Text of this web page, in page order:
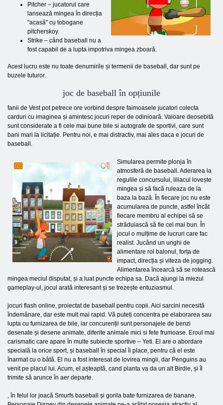
Pitcher – jucatorul care
lansează mingea în direcția
"acasă" cu tobogane
pitcherskoy.
Strike – când baseball nu a
fost capabil de a lupta impotriva mingea zboară.
Acest lucru este nu toate denumirile și termenii de baseball, dar sunt pe
buzele tuturor.
joc de baseball în opțiunile
fanii de Vest pot petrece ore vorbind despre faimoasele jucatori colecta
carduri cu imaginea și amintesc jocuri reper de odinioară. Valoare deosebită
sunt considerate a fi cele mai bune bile si autografe de sportivi, care sunt
bani mari la licitație. Pentru noi, e mai distractiv, mai ales daca e jocuri de
baseball.
Simularea permite plonja în
atmosferă de baseball. Aderarea la
regulile concursului, liliacul lovește
mingea și să facă ruleaza de la
baza la bază. În fiecare joc nu este
acumularea de puncte, astfel încât
fiecare membru al echipei să se
străduiască să fie cel mai bun. În
jocul o mulțime de lucruri care fac
realist. Jucând un unghi de
alimentare rol balonul, forța de
impact, direcția și viteza de jogging.
Alimentarea încearcă să se rotească
mingea meciul disputat, și a luat puncte echipa sa. Dacă ajungi la miezul
gameplay-ul, jocul arată interesant și se trezește entuziasmul.
jocuri flash online, proiectat de baseball pentru copii. Aici sarcini necesită
îndemânare, dar este mult mai rapid. Vă puteți concentra pe elaborarea sau
lupta cu furnizarea de bile, iar concurenții sunt personajele de benzi
desenate și desene animate, diferite animale mici si fete frumoase. Eroul mai
carismatic care apare în multe subiecte sportive – Yeti. El are o abordare
specială la orice sport, și baseball în special îi place, pentru că el este
înarmat cu o bâtă. El nu a fost interesat de lovirea mingii, dar Penguins au
venit pe placul lui. Acum, el așteaptă, cand planta va da un alt Birdie, și îl
trimite să arunce în aer departe.
, în felul lor joacă Smurfs baseball și gorila bate furnizarea de banane.